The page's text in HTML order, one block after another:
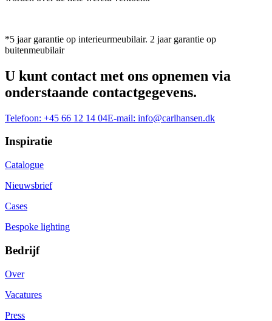
*5 jaar garantie op interieurmeubilair. 2 jaar garantie op
buitenmeubilair
U kunt contact met ons opnemen via
onderstaande contactgegevens.
Telefoon: +45 66 12 14 04E-mail: info@carlhansen.dk
Inspiratie
Catalogue
Nieuwsbrief
Cases
Bespoke lighting
Bedrijf
Over
Vacatures
Press